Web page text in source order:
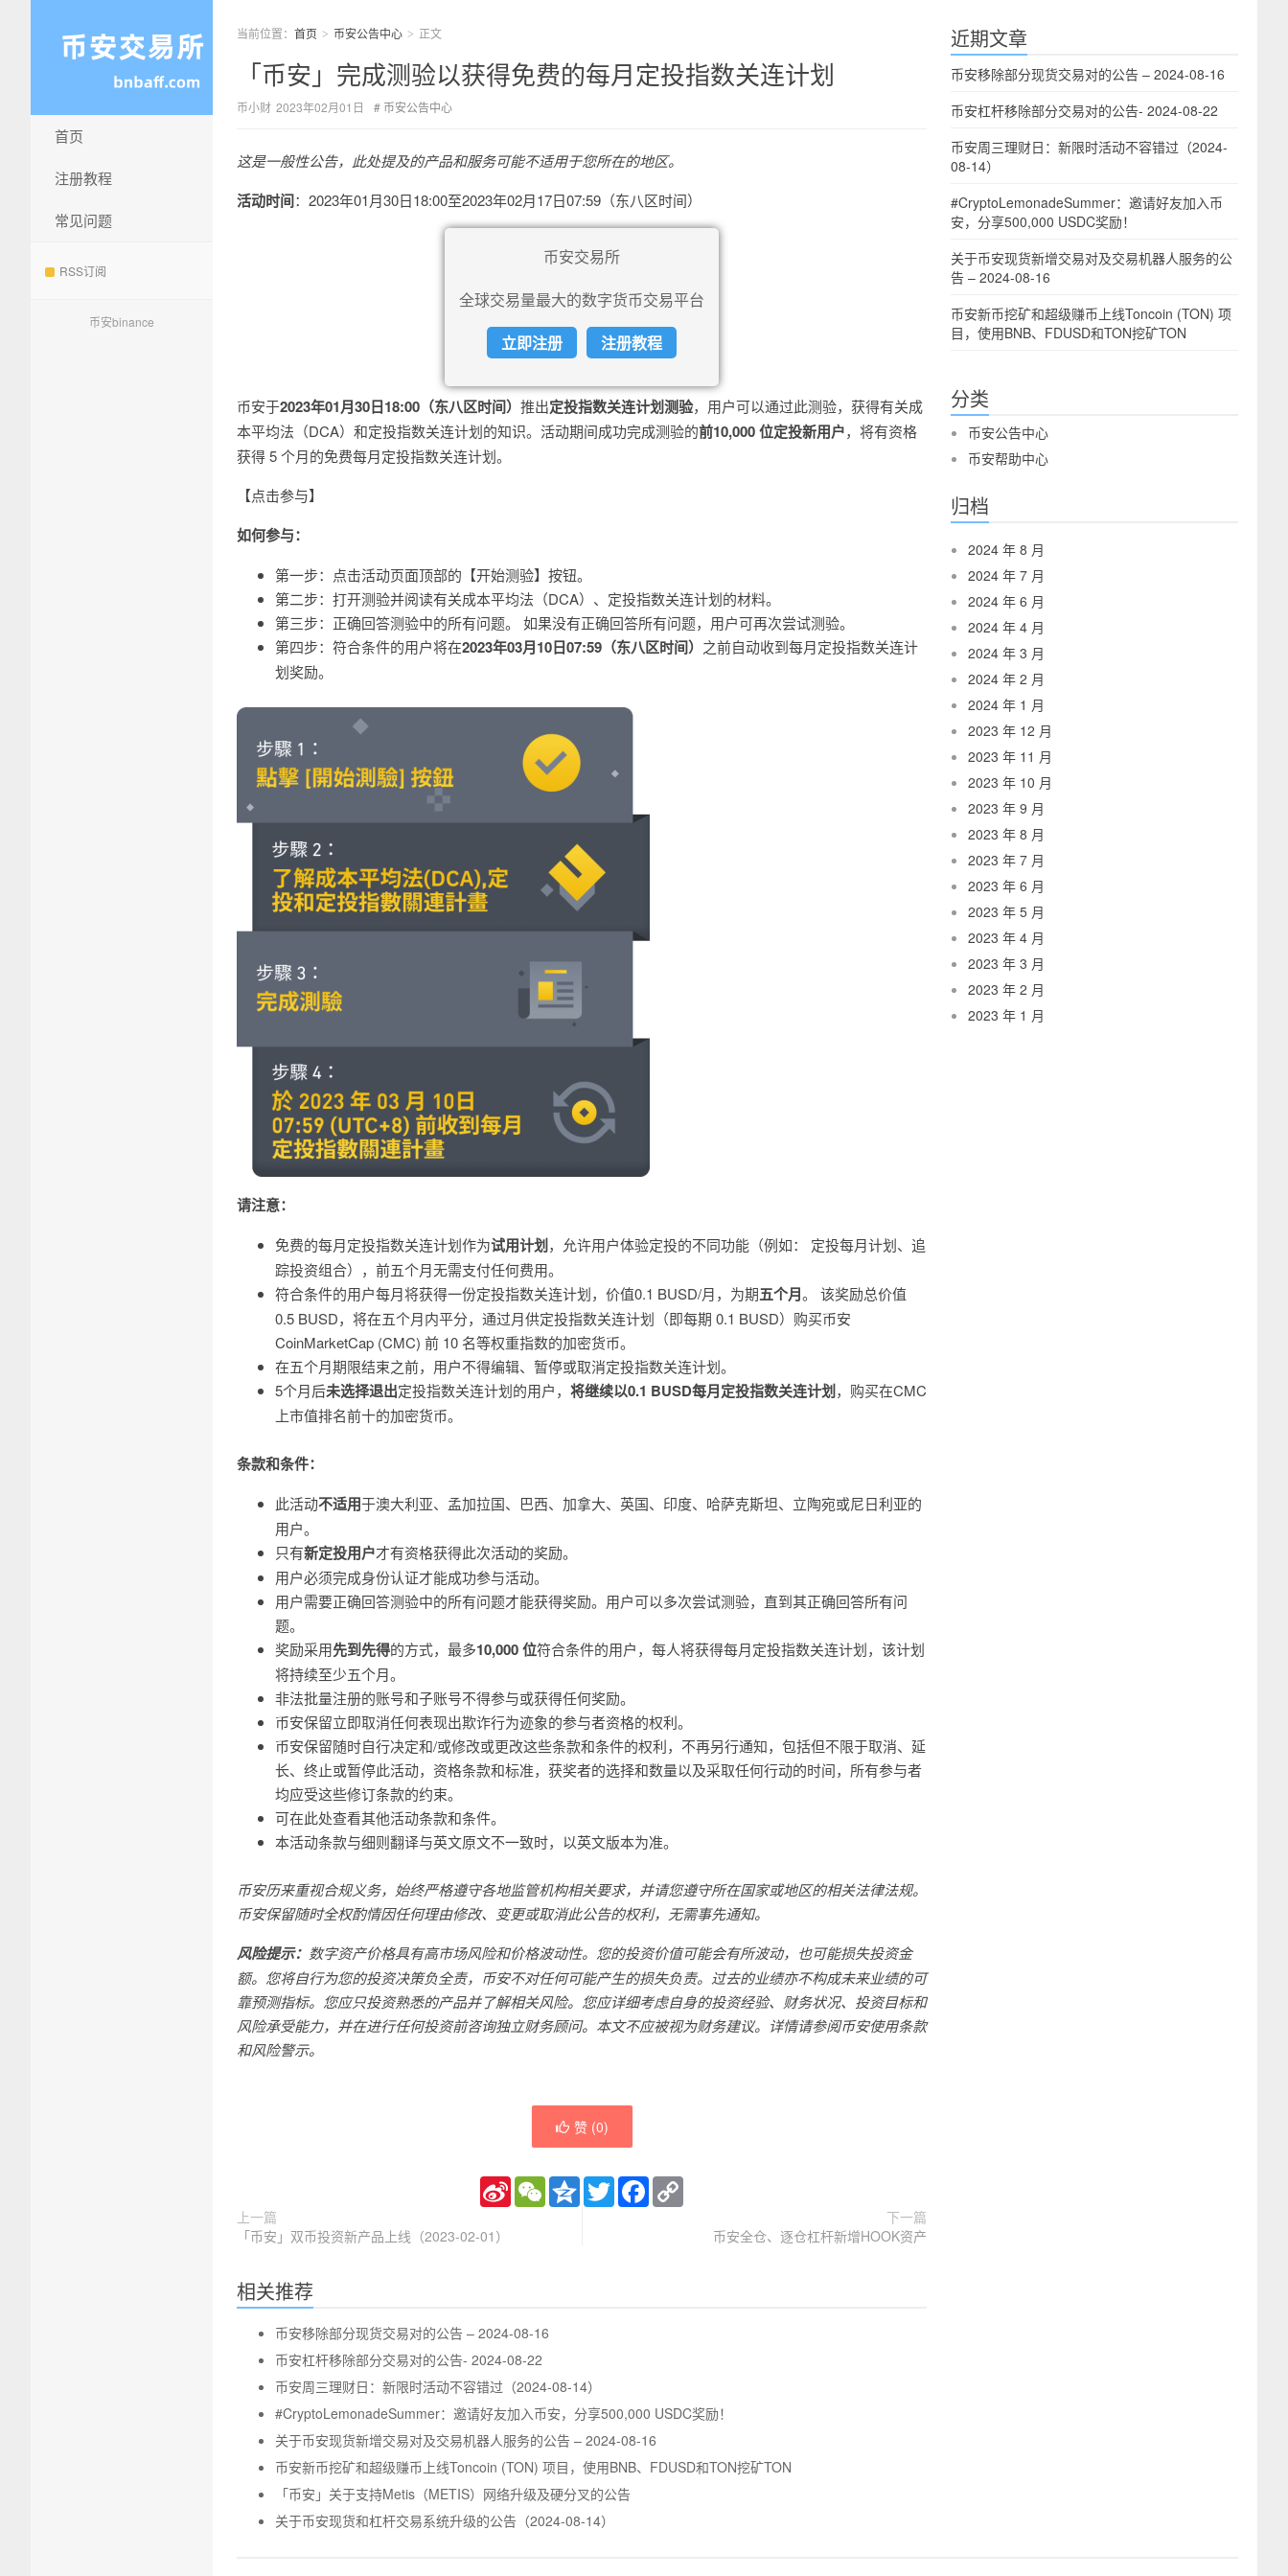
首页
注册教程
常见问题
RSS订阅
币安binance
当前位置： 首页 > 币安公告中心 > 正文
「币安」完成测验以获得免费的每月定投指数关连计划
币小财 2023年02月01日 币安公告中心
这是一般性公告，此处提及的产品和服务可能不适用于您所在的地区。
活动时间：2023年01月30日18:00至2023年02月17日07:59（东八区时间）
币安交易所
全球交易量最大的数字货币交易平台
立即注册
注册教程
币安于2023年01月30日18:00（东八区时间） 推出定投指数关连计划测验，用户可以通过此测验，获得有关成
本平均法（DCA）和定投指数关连计划的知识。活动期间成功完成测验的前10,000 位定投新用户，将有资格
获得 5 个月的免费每月定投指数关连计划。
【点击参与】
如何参与：
第一步：点击活动页面顶部的【开始测验】按钮。
第二步：打开测验并阅读有关成本平均法（DCA）、定投指数关连计划的材料。
第三步：正确回答测验中的所有问题。 如果没有正确回答所有问题，用户可再次尝试测验。
第四步：符合条件的用户将在2023年03月10日07:59（东八区时间） 之前自动收到每月定投指数关连计
划奖励。
请注意：
免费的每月定投指数关连计划作为试用计划，允许用户体验定投的不同功能（例如： 定投每月计划、追
踪投资组合），前五个月无需支付任何费用。
符合条件的用户每月将获得一份定投指数关连计划，价值0.1 BUSD/月，为期五个月。 该奖励总价值
0.5 BUSD，将在五个月内平分，通过月供定投指数关连计划（即每期 0.1 BUSD）购买币安
CoinMarketCap (CMC) 前 10 名等权重指数的加密货币。
在五个月期限结束之前，用户不得编辑、暂停或取消定投指数关连计划。
5个月后未选择退出定投指数关连计划的用户， 将继续以0.1 BUSD每月定投指数关连计划，购买在CMC
上市值排名前十的加密货币。
条款和条件：
此活动不适用于澳大利亚、孟加拉国、巴西、加拿大、英国、印度、哈萨克斯坦、立陶宛或尼日利亚的
用户。
只有新定投用户才有资格获得此次活动的奖励。
用户必须完成身份认证才能成功参与活动。
用户需要正确回答测验中的所有问题才能获得奖励。用户可以多次尝试测验，直到其正确回答所有问
题。
奖励采用先到先得的方式，最多10,000 位符合条件的用户，每人将获得每月定投指数关连计划，该计划
将持续至少五个月。
非法批量注册的账号和子账号不得参与或获得任何奖励。
币安保留立即取消任何表现出欺诈行为迹象的参与者资格的权利。
币安保留随时自行决定和/或修改或更改这些条款和条件的权利，不再另行通知，包括但不限于取消、延
长、终止或暂停此活动，资格条款和标准，获奖者的选择和数量以及采取任何行动的时间，所有参与者
均应受这些修订条款的约束。
可在此处查看其他活动条款和条件。
本活动条款与细则翻译与英文原文不一致时，以英文版本为准。
币安历来重视合规义务，始终严格遵守各地监管机构相关要求，并请您遵守所在国家或地区的相关法律法规。
币安保留随时全权酌情因任何理由修改、变更或取消此公告的权利，无需事先通知。
风险提示： 数字资产价格具有高市场风险和价格波动性。您的投资价值可能会有所波动，也可能损失投资金
额。您将自行为您的投资决策负全责，币安不对任何可能产生的损失负责。过去的业绩亦不构成未来业绩的可
靠预测指标。您应只投资熟悉的产品并了解相关风险。您应详细考虑自身的投资经验、财务状况、投资目标和
风险承受能力，并在进行任何投资前咨询独立财务顾问。本文不应被视为财务建议。详情请参阅币安使用条款
和风险警示。
赞 (0)
Sina
Weibo
WeChatQzoneTwitterFacebook
上一篇
「币安」双币投资新产品上线（2023-02-01）
下一篇
币安全仓、逐仓杠杆新增HOOK资产
相关推荐
币安移除部分现货交易对的公告 – 2024-08-16
币安杠杆移除部分交易对的公告- 2024-08-22
币安周三理财日：新限时活动不容错过（2024-08-14）
#CryptoLemonadeSummer：邀请好友加入币安，分享500,000 USDC奖励！
关于币安现货新增交易对及交易机器人服务的公告 – 2024-08-16
币安新币挖矿和超级赚币上线Toncoin (TON) 项目，使用BNB、FDUSD和TON挖矿TON
「币安」关于支持Metis（METIS）网络升级及硬分叉的公告
关于币安现货和杠杆交易系统升级的公告（2024-08-14）
近期文章
币安移除部分现货交易对的公告 – 2024-08-16
币安杠杆移除部分交易对的公告- 2024-08-22
币安周三理财日：新限时活动不容错过（2024-
08-14）
#CryptoLemonadeSummer：邀请好友加入币
安，分享500,000 USDC奖励！
关于币安现货新增交易对及交易机器人服务的公
告 – 2024-08-16
币安新币挖矿和超级赚币上线Toncoin (TON) 项
目，使用BNB、FDUSD和TON挖矿TON
分类
币安公告中心
币安帮助中心
归档
2024 年 8 月
2024 年 7 月
2024 年 6 月
2024 年 4 月
2024 年 3 月
2024 年 2 月
2024 年 1 月
2023 年 12 月
2023 年 11 月
2023 年 10 月
2023 年 9 月
2023 年 8 月
2023 年 7 月
2023 年 6 月
2023 年 5 月
2023 年 4 月
2023 年 3 月
2023 年 2 月
2023 年 1 月